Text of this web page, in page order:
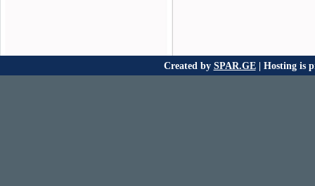
Created by SPAR.GE| Hosting is